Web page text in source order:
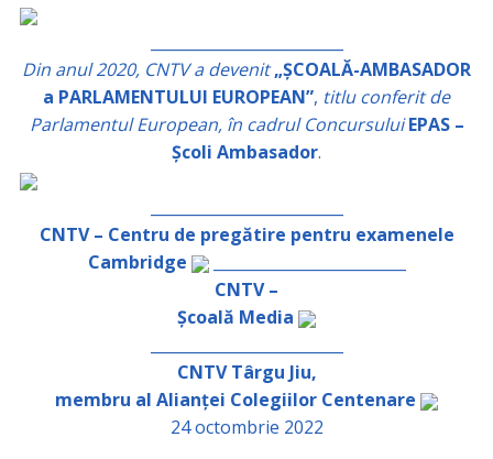
Din anul 2020, CNTV a devenit „ȘCOALĂ-AMBASADOR
a PARLAMENTULUI EUROPEAN”, titlu conferit de
Parlamentul European, în cadrul Concursului EPAS –
Școli Ambasador.
CNTV – Centru de pregătire pentru examenele
Cambridge
_________________________
CNTV –
Școală Media
CNTV Târgu Jiu,
membru al Alianței Colegiilor Centenare
24 octombrie 2022